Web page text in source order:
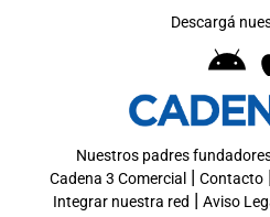
Descargá
Nuestros padres
Cadena 3 Comercial | Contacto|
Integrar nuestra red | Aviso